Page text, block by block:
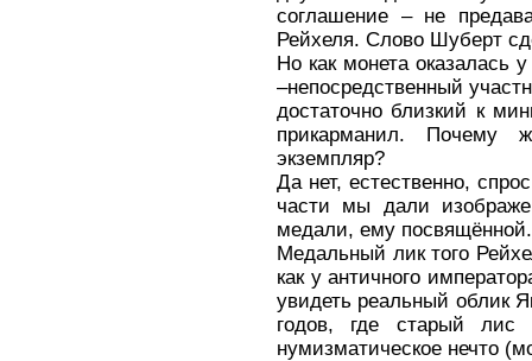
соглашение – не
Рейхеля. Слово Шуберт
Но как монета оказалась
–непосредственный
достаточно близкий к
прикарманил. Почему
экземпляр?
Да нет, естественно,
части мы дали
медали, ему
Медальный лик того
как у античного
увидеть реальный облик
годов, где старый лис
нумизматическое нечто